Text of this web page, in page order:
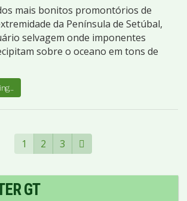
mais bonitos promontórios de
da Península de Setúbal,
selvagem onde imponentes
sobre o oceano em tons de
1 2 3
GT